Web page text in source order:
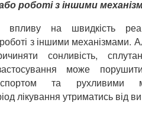
роботі з іншими
на швидкість
з іншими механізмами.
сонливість,
може
та рухливими
лікування утриматись від